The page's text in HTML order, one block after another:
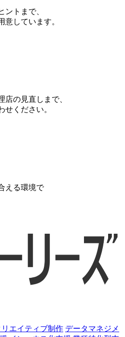
ントまで、
意しています。
店の見直しまで、
せください。
える環境で
リエイティブ制作 データマネジメ